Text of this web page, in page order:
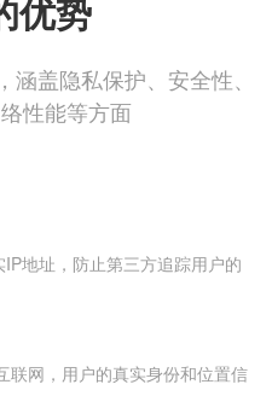
优势
盖隐私保护、安全性、
性能等方面
地址，防止第三方追踪用户的
联网，用户的真实身份和位置信